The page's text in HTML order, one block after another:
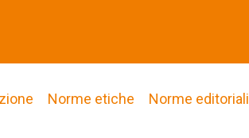
Norme etiche Norme editoriali